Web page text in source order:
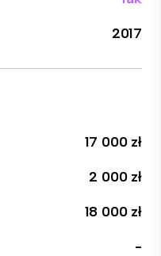
2017
17 000 zł
2 000 zł
18 000 zł
-